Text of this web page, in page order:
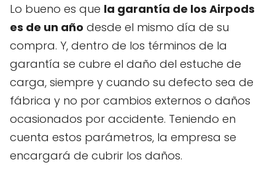
Lo bueno es que la garantía de los Airpods
es de un año desde el mismo día de su
compra. Y, dentro de los términos de la
garantía se cubre el daño del estuche de
carga, siempre y cuando su defecto sea de
fábrica y no por cambios externos o daños
ocasionados por accidente. Teniendo en
cuenta estos parámetros, la empresa se
encargará de cubrir los daños.